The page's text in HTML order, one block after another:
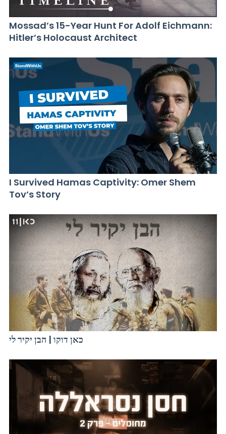
Mossad’s 15-Year Hunt For Adolf Eichmann:
Hitler’s Holocaust Architect
I Survived Hamas Captivity: Omer Shem
Tov’s Story
כאן דוקו | הבן יקיר לי